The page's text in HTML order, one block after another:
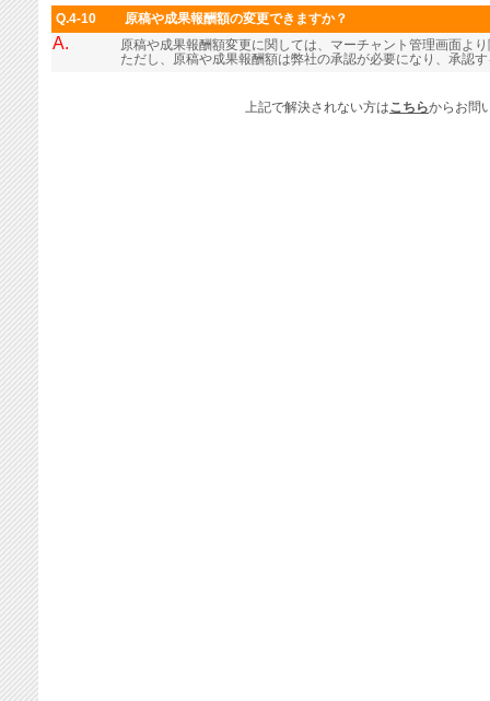
Q.4-10 原稿や成果報酬額の変更できますか？
A.
原稿や成果報酬額変更に関しては、マーチャント管理画面よ
ただし、原稿や成果報酬額は弊社の承認が必要になり、承認
上記で解決されない方はこちらからお問